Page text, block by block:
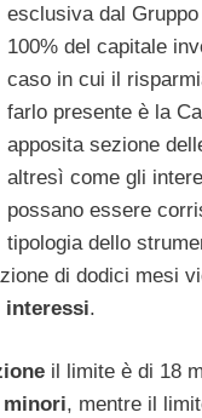
esclusiva dal
100% del capitale
caso in cui il
farlo presente è la
apposita sezione
altresì come gli
possano essere
tipologia dello
di dodici mesi
interessi.
il limite è di 18
minori, mentre il